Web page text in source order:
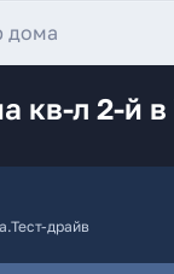
кв-л 2-й
драйв